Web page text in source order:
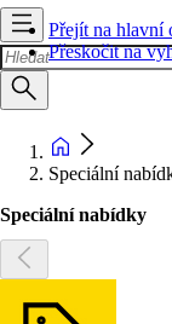
Přejít na hlavní
Přeskočit na
Speciální
Speciální nabídky